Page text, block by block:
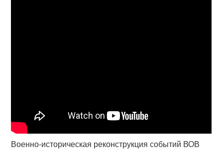
Военно-историческая реконструкция событий ВОВ